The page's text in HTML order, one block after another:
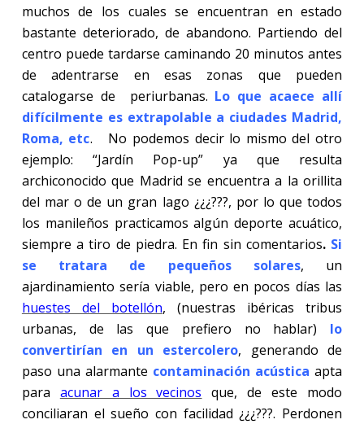
muchos de los cuales se encuentran en estado
bastante deteriorado, de abandono. Partiendo del
centro puede tardarse caminando 20 minutos antes
de adentrarse en esas zonas que pueden
catalogarse de periurbanas. Lo que acaece allí
difícilmente es extrapolable a ciudades Madrid,
Roma, etc. No podemos decir lo mismo del otro
ejemplo: “Jardín Pop-up” ya que resulta
archiconocido que Madrid se encuentra a la orillita
del mar o de un gran lago ¿¿¿???, por lo que todos
los manileños practicamos algún deporte acuático,
siempre a tiro de piedra. En fin sin comentarios. Si
se tratara de pequeños solares, un
ajardinamiento sería viable, pero en pocos días las
huestes del botellón, (nuestras ibéricas tribus
urbanas, de las que prefiero no hablar) lo
convertirían en un estercolero, generando de
paso una alarmante contaminación acústica apta
para acunar a los vecinos que, de este modo
conciliaran el sueño con facilidad ¿¿¿???. Perdonen